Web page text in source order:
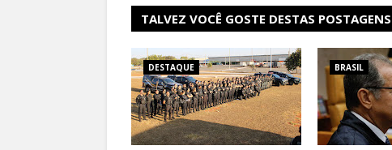
TALVEZ VOCÊ GOSTE DESTAS POSTAGENS
DESTAQUE BRASIL